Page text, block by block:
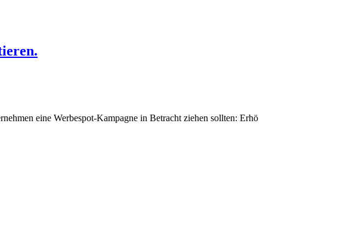
eine Werbespot-Kampagne in Betracht ziehen sollten: Erhö